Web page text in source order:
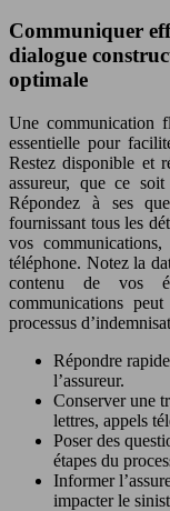
Communiquer
dialogue
optimale
Une communication
essentielle pour
Restez disponible et
assureur, que ce
Répondez à ses
fournissant tous les
vos
téléphone. Notez la
contenu de vos
communications
processus
Répondre
l’assureur.
Conserver une
lettres, appels
Poser des
étapes du
Informer
impacter le